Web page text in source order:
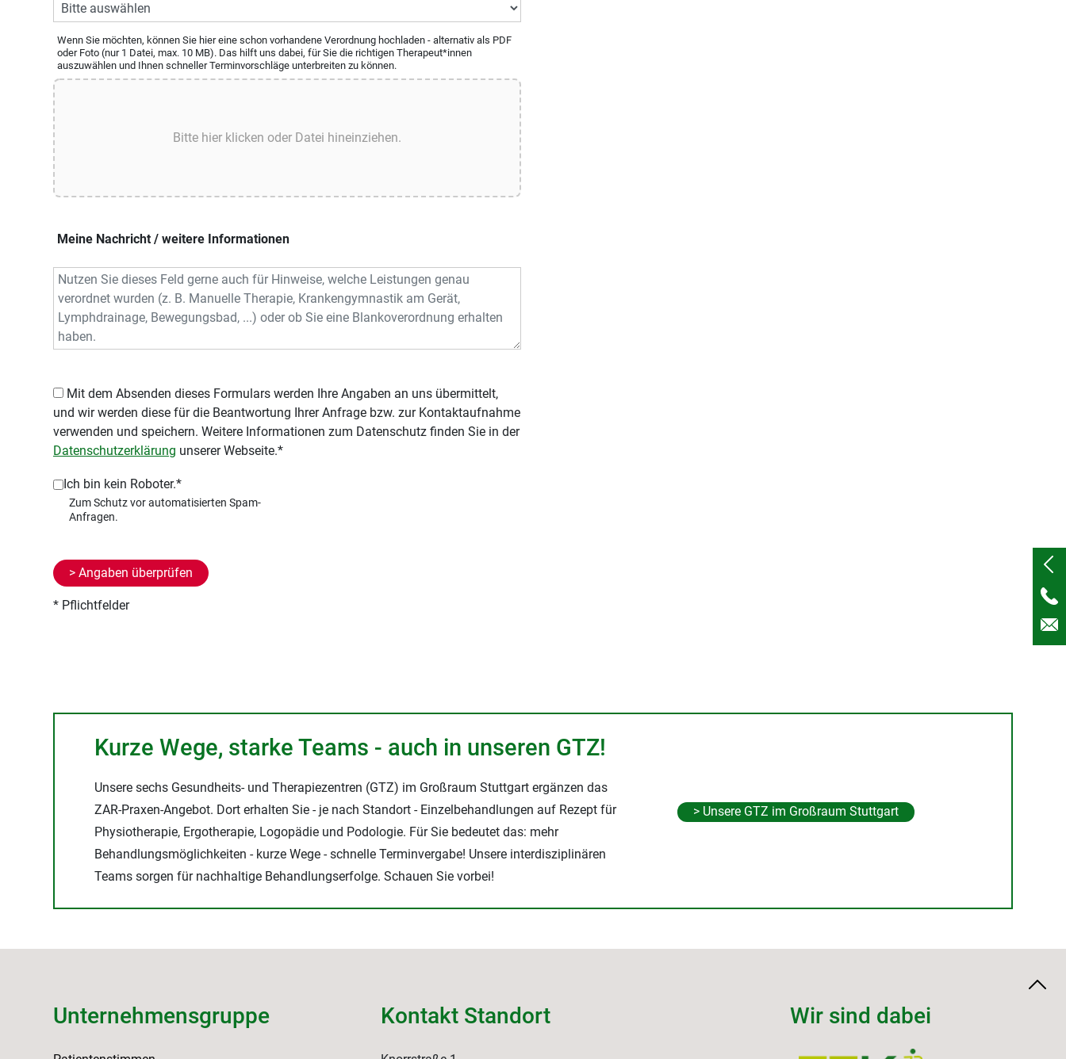
Wenn Sie möchten, können Sie hier eine schon vorhandene Verordnung hochladen - alternativ als PDF
oder Foto (nur 1 Datei, max. 10 MB). Das hilft uns dabei, für Sie die richtigen Therapeut*innen
auszuwählen und Ihnen schneller Terminvorschläge unterbreiten zu können.
Meine Nachricht / weitere Informationen
und wir werden diese für die Beantwortung Ihrer Anfrage bzw. zur Kontaktaufnahme
verwenden und speichern. Weitere Informationen zum Datenschutz finden Sie in der
Datenschutzerklärung unserer Webseite.*
Ich bin kein Roboter.*
* Pflichtfelder
Kurze Wege, starke Teams - auch in unseren GTZ!
Unsere sechs Gesundheits- und Therapiezentren (GTZ) im Großraum Stuttgart ergänzen das
ZAR-Praxen-Angebot. Dort erhalten Sie - je nach Standort - Einzelbehandlungen auf Rezept für
Physiotherapie, Ergotherapie, Logopädie und Podologie. Für Sie bedeutet das: mehr
Behandlungsmöglichkeiten - kurze Wege - schnelle Terminvergabe! Unsere interdisziplinären
Teams sorgen für nachhaltige Behandlungserfolge. Schauen Sie vorbei!
> Unsere GTZ im Großraum Stuttgart
Unternehmensgruppe Kontakt Standort Wir sind dabei